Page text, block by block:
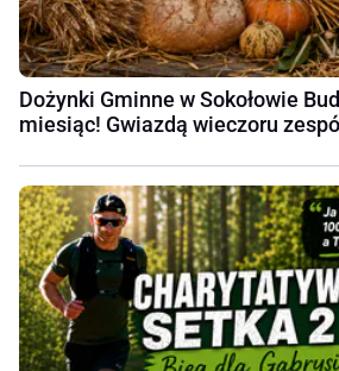
Dożynki Gminne w Sokołowie
miesiąc! Gwiazdą wieczoru